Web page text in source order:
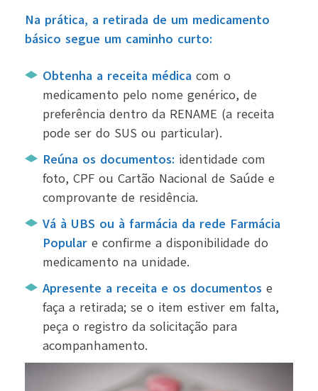
Na prática, a retirada de um medicamento
básico segue um caminho curto:
Obtenha a receita médica com o
medicamento pelo nome genérico, de
preferência dentro da RENAME (a receita
pode ser do SUS ou particular).
Reúna os documentos: identidade com
foto, CPF ou Cartão Nacional de Saúde e
comprovante de residência.
Vá à UBS ou à farmácia da rede Farmácia
Popular e confirme a disponibilidade do
medicamento na unidade.
Apresente a receita e os documentos e
faça a retirada; se o item estiver em falta,
peça o registro da solicitação para
acompanhamento.